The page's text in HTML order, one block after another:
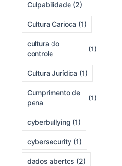
Culpabilidade (2)
Cultura Carioca (1)
cultura do
controle
(1)
Cultura Jurídica (1)
Cumprimento de
pena
(1)
cyberbullying (1)
cybersecurity (1)
dados abertos (2)